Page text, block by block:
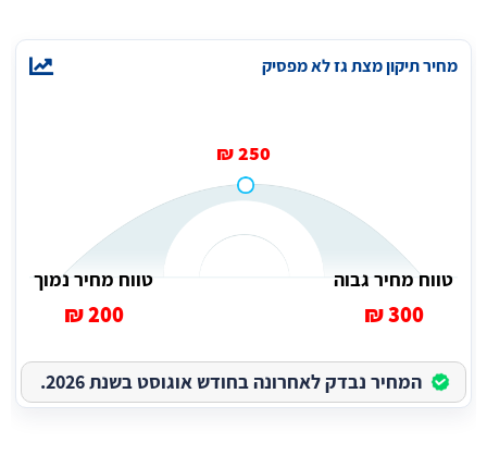
מחיר תיקון מצת גז לא מפסיק
250 ₪
טווח מחיר גבוה
300 ₪
טווח מחיר נמוך
200 ₪
המחיר נבדק לאחרונה בחודש אוגוסט בשנת 2026.